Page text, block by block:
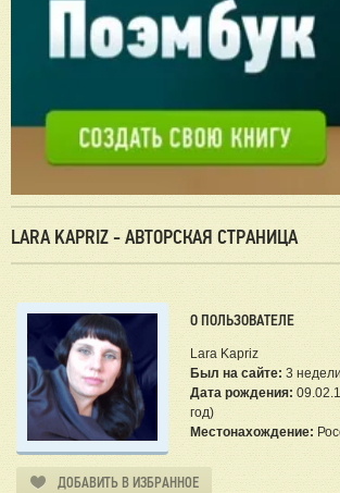
LARA KAPRIZ - АВТОРСКАЯ СТРАНИЦА
О ПОЛЬЗОВАТЕЛЕ
Lara Kapriz
Был на сайте: 3
Дата рождения:
год)
Местонахождение:
ДОБАВИТЬ В ИЗБРАННОЕ